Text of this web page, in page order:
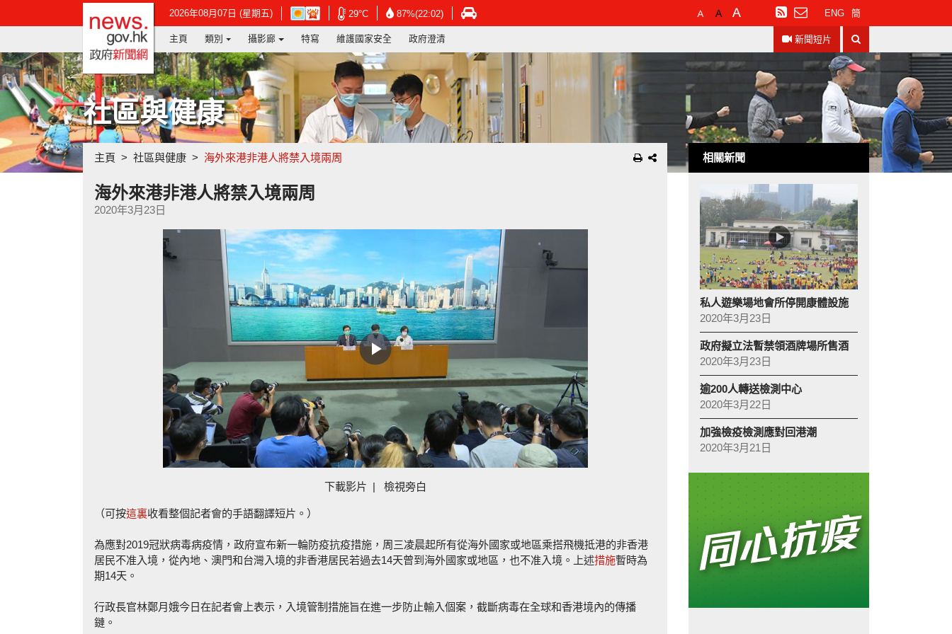
2026年08月07日 (星期五)
在
新
窗
香
港
天
台
網
29°C在
新
視
窗
開
啟
連
結
-
香
港
87%(22:02)在
新
視
窗
啟
連
-
香
港
在
新
窗
開
啟
連
結
-
香
預
設
體
大
較
大
字
體
最
大
字
體
訂
閱
RSS
ENG 簡
政府新聞網主頁
主頁 類別 攝影廊 特寫 維護國家安全 政府澄清 新聞短片
尋
社區與健康
主頁 社區與健康 海外來港非港人將禁入境兩周
海外來港非港人將禁入境兩周
2020年3月23日
Play
Video
下載影片 檢視旁白
（可按這裏收看整個記者會的手語翻譯短片。）
為應對2019冠狀病毒病疫情，政府宣布新一輪防疫抗疫措施，周三凌晨起所有從海外國家或地區乘搭飛機抵港的非香港
居民不准入境，從內地、澳門和台灣入境的非香港居民若過去14天曾到海外國家或地區，也不准入境。上述措施暫時為
期14天。
行政長官林鄭月娥今日在記者會上表示，入境管制措施旨在進一步防止輸入個案，截斷病毒在全球和香港境內的傳播
鏈。
相關新聞
私人遊樂場地會所停開康體設施
2020年3月23日
政府擬立法暫禁領酒牌場所售酒
2020年3月23日
逾200人轉送檢測中心
2020年3月22日
加強檢疫檢測應對回港潮
2020年3月21日